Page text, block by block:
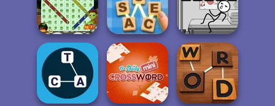
London Jigsaw
Puzzle
Celebration
Jigsaw
The Daily Jigsaw
Halloween Word
Search
Word Sauce Word Story